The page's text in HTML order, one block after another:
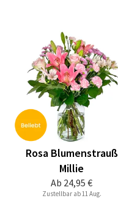
Ab 24,95 €
Rosa Blumenstrauß
Millie
Zustellbar ab 11 Aug.